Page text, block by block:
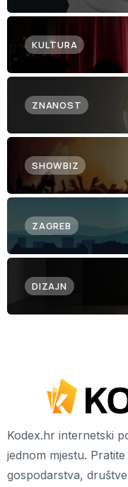
KULTURA
ZNANOST
SHOWBIZ
ZAGREB
DIZAJN
Kodex.hr internetski
jednom mjestu.
gospodarstva,